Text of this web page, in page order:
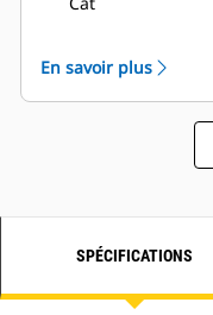
En savoir plus
SPÉCIFICATIONS